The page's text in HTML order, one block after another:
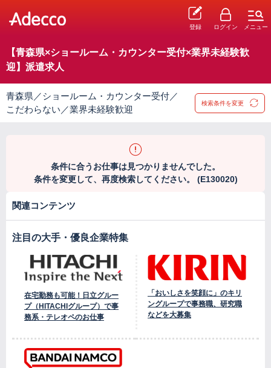
登録 ログイン メニュー
【青森県×ショールーム・カウンター受付×業界未経験歓
迎】派遣求人
青森県／ショールーム・カウンター受付／
こだわらない／業界未経験歓迎
検索条件を変更
条件に合うお仕事は見つかりませんでした。
条件を変更して、再度検索してください。 (E130020)
関連コンテンツ
注目の大手・優良企業特集
在宅勤務も可能！日立グルー
プ（HITACHIグループ）で事
務系・テレオペのお仕事
「おいしさを笑顔に」のキリ
ングループで事務職、研究職
などを大募集